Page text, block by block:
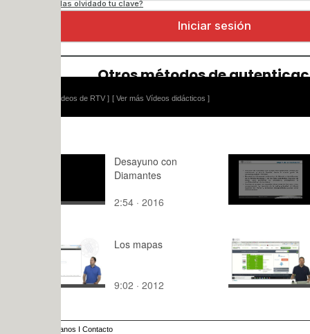
[ Ver más Vídeos didácticos ]
Desayuno con
2:54 · 2016
Objeto de
mediación
1:04 · 2022
Los mapas
9:02 · 2012
2:56 · 2018